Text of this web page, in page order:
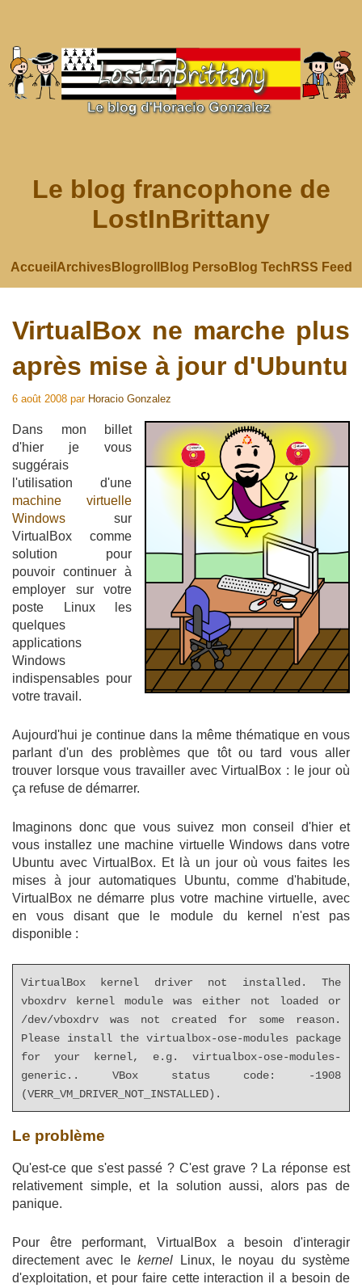
Le blog francophone de
LostInBrittany
Accueil ArchivesBlogroll Blog Perso Blog Tech RSS Feed
VirtualBox ne marche plus
après mise à jour d'Ubuntu
6 août 2008 par Horacio Gonzalez
Dans mon billet
d'hier je vous
suggérais
l'utilisation d'une
machine virtuelle
Windows sur
VirtualBox comme
solution pour
pouvoir continuer à
employer sur votre
poste Linux les
quelques
applications
Windows
indispensables pour
votre travail.
Aujourd'hui je continue dans la même thématique en vous
parlant d'un des problèmes que tôt ou tard vous aller
trouver lorsque vous travailler avec VirtualBox : le jour où
ça refuse de démarrer.
Imaginons donc que vous suivez mon conseil d'hier et
vous installez une machine virtuelle Windows dans votre
Ubuntu avec VirtualBox. Et là un jour où vous faites les
mises à jour automatiques Ubuntu, comme d'habitude,
VirtualBox ne démarre plus votre machine virtuelle, avec
en vous disant que le module du kernel n'est pas
disponible :
VirtualBox kernel driver not installed. The
vboxdrv kernel module was either not loaded or
/dev/vboxdrv was not created for some reason.
Please install the virtualbox-ose-modules package
for your kernel, e.g. virtualbox-ose-modules-
generic.. VBox status code: -1908
(VERR_VM_DRIVER_NOT_INSTALLED).
Le problème
Qu'est-ce que s'est passé ? C'est grave ? La réponse est
relativement simple, et la solution aussi, alors pas de
panique.
Pour être performant, VirtualBox a besoin d'interagir
directement avec lekernel Linux, le noyau du système
d'exploitation, et pour faire cette interaction il a besoin de